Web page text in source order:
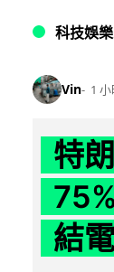
科技娛樂
Vin 1
特
結